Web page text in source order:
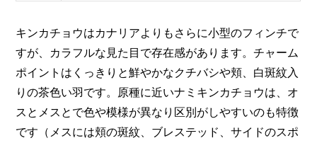
キンカチョウはカナリアよりもさらに小型のフィンチで
すが、カラフルな見た目で存在感があります。チャーム
ポイントはくっきりと鮮やかなクチバシや頬、白斑紋入
りの茶色い羽です。原種に近いナミキンカチョウは、オ
スとメスとで色や模様が異なり区別がしやすいのも特徴
です（メスには頬の斑紋、ブレステッド、サイドのスポ